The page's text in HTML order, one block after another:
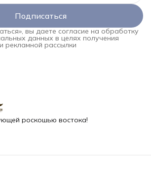
Подписаться
вы даете согласие на обработку
данных в целях получения
рекламной рассылки
роскошью востока!